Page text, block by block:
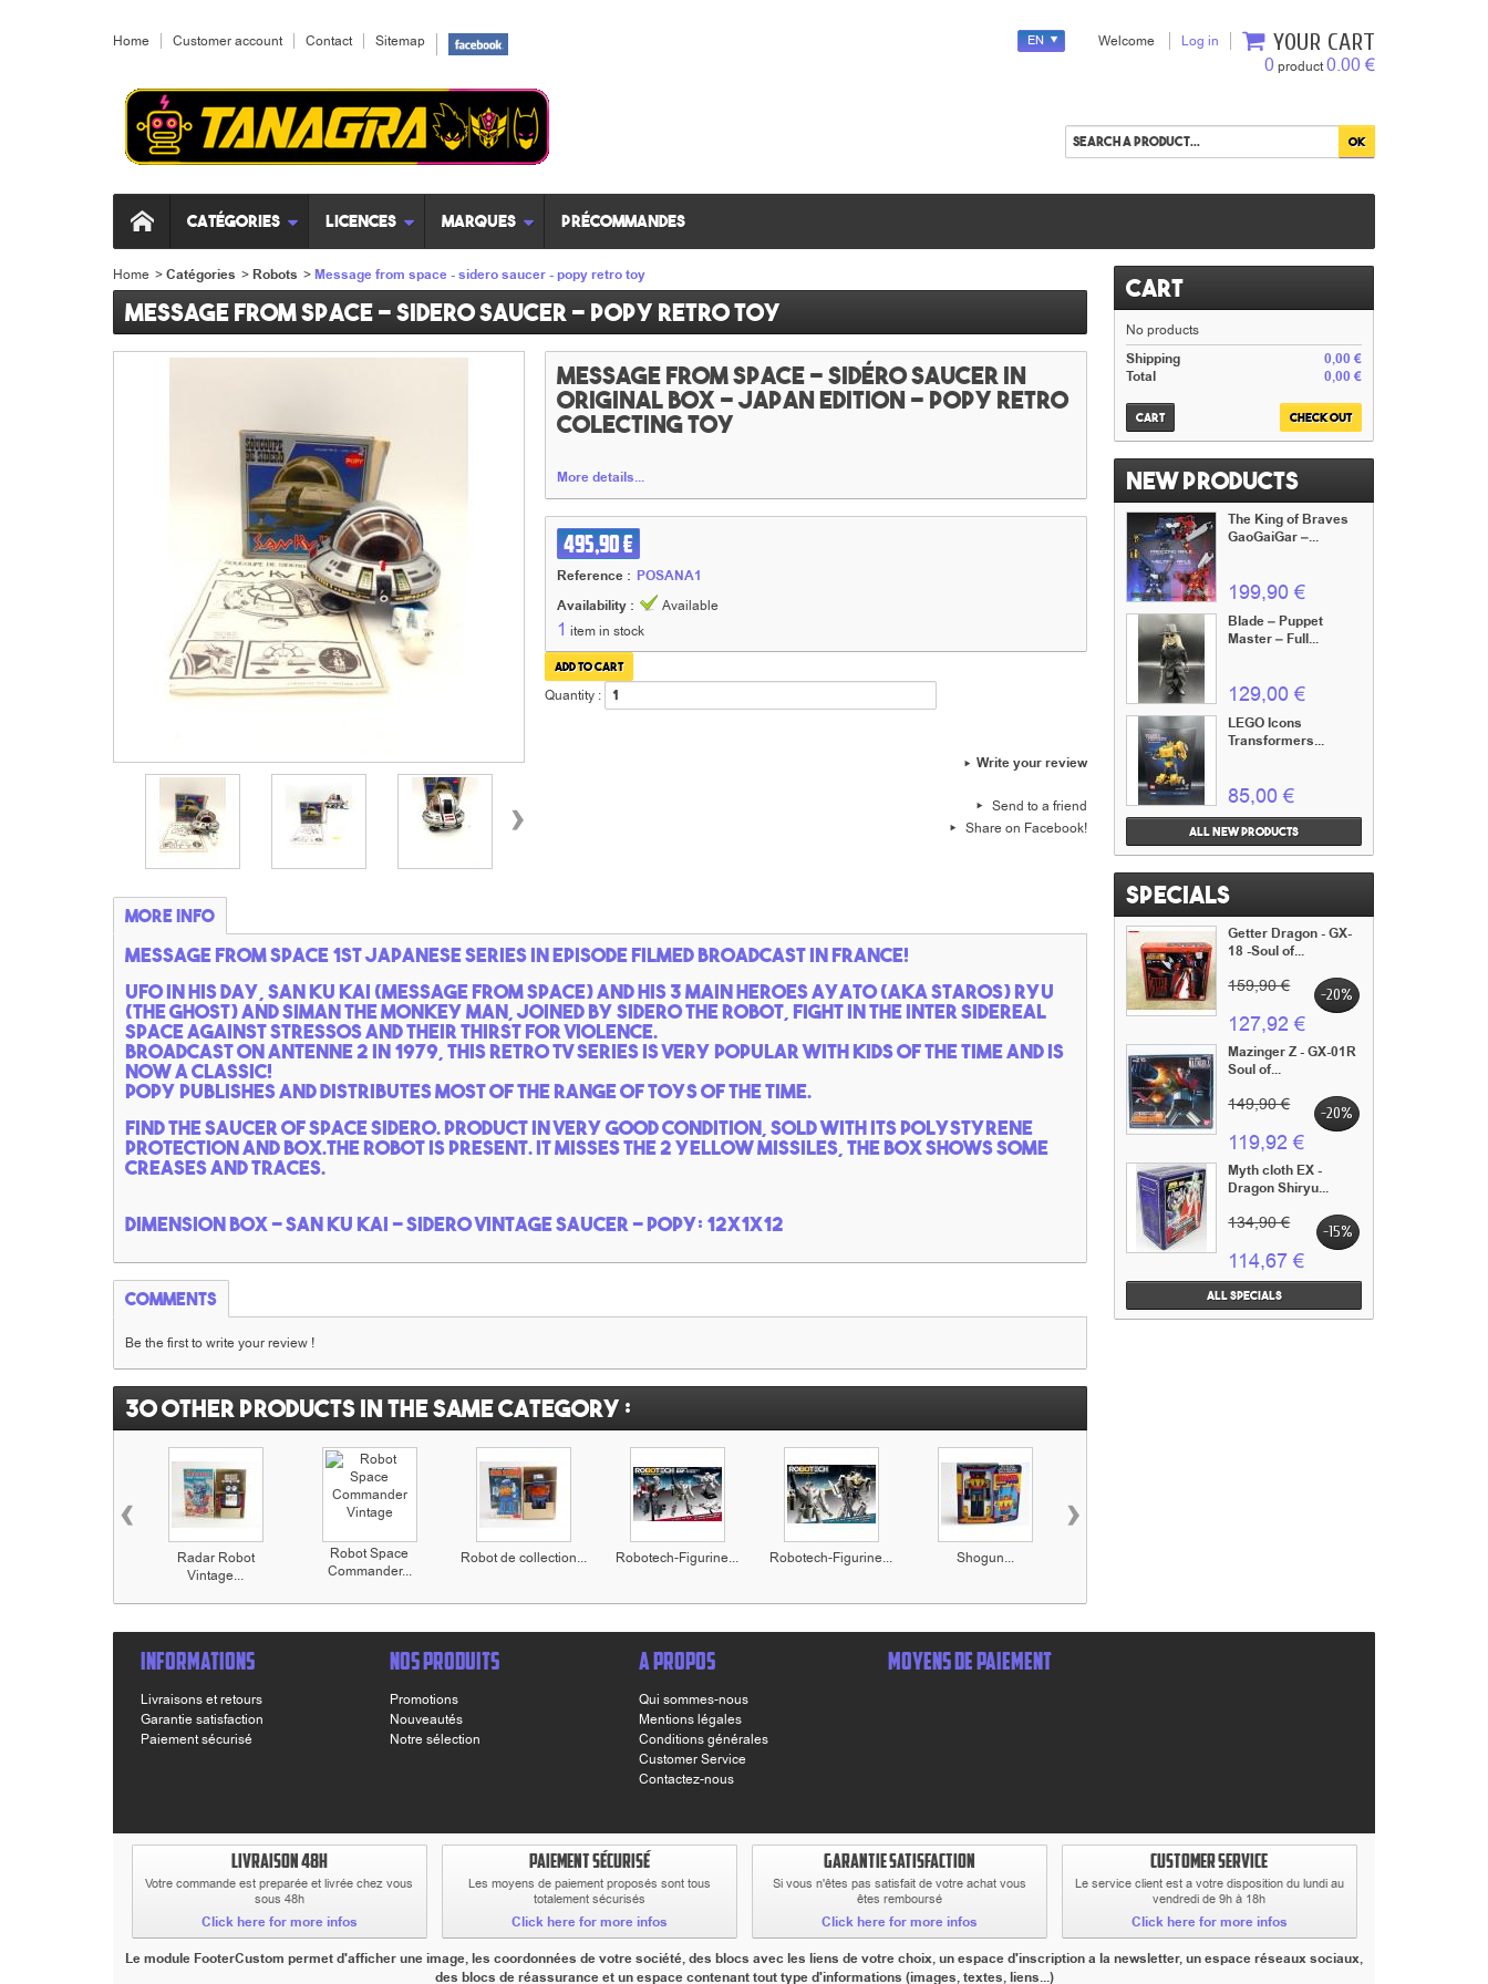
Home Customer account Contact Sitemap Welcome Log in YOUR CART
0 product0.00 €
EN
Catégories Licences Marques Précommandes
Home >Catégories >Robots >Message from space - sidero saucer - popy retro toy
Message from space - sidero saucer - popy retro toy
›
message from space - Sidéro saucer in
original box - japan Edition - Popy retro
colecting toy
More details...
495,90 €
Reference : POSANA1
Availability :
Available
1 item in stock
Quantity :
Write your review
Send to a friend
Share on Facebook!
More info
Message from space 1st Japanese series in episode filmed broadcast in France!
UFO in his day, san ku kai (message from space) and his 3 main heroes Ayato (aka Staros) Ryu
(the ghost) and Siman the monkey man, joined by Sidero the robot, fight in the inter sidereal
space against stressos and their thirst for violence.
Broadcast on Antenne 2 in 1979, this retro TV series is very popular with kids of the time and is
now a classic!
Popy publishes and distributes most of the range of toys of the time.
Find the saucer of space Sidero. Product in very good condition, sold with its polystyrene
protection and box.The robot is present. It misses the 2 yellow missiles, the box shows some
creases and traces.
Dimension Box - san ku kai - Sidero vintage saucer - Popy: 12x1x12
Comments
Be the first to write your review !
30 other products in the same category :
Radar Robot
Vintage...
Robot Space
Commander...
Robot de collection... Robotech-Figurine... Robotech-Figurine... Shogun...
‹ ›
Cart
No products
0,00 €
Shipping
0,00 €
Total
Cart Check out
New products
The King of Braves
GaoGaiGar –...
199,90 €
Blade – Puppet
Master – Full...
129,00 €
LEGO Icons
Transformers...
85,00 €
All new products
Specials
Getter Dragon - GX-
18 -Soul of...
159,90 € -20%
127,92 €
Mazinger Z - GX-01R
Soul of...
149,90 € -20%
119,92 €
Myth cloth EX -
Dragon Shiryu...
134,90 € -15%
114,67 €
All specials
INFORMATIONS
Livraisons et retours
Garantie satisfaction
Paiement sécurisé
NOS PRODUITS
Promotions
Nouveautés
Notre sélection
A PROPOS
Qui sommes-nous
Mentions légales
Conditions générales
Customer Service
Contactez-nous
MOYENS DE PAIEMENT
LIVRAISON 48H
Votre commande est preparée et livrée chez vous
sous 48h
Click here for more infos
PAIEMENT SÉCURISÉ
Les moyens de paiement proposés sont tous
totalement sécurisés
Click here for more infos
GARANTIE SATISFACTION
Si vous n'êtes pas satisfait de votre achat vous
êtes remboursé
Click here for more infos
CUSTOMER SERVICE
Le service client est a votre disposition du lundi au
vendredi de 9h à 18h
Click here for more infos
Le module FooterCustom permet d'afficher une image, les coordonnées de votre société, des blocs avec les liens de votre choix, un espace d'inscription a la newsletter, un espace réseaux sociaux,
des blocs de réassurance et un espace contenant tout type d'informations (images, textes, liens...)